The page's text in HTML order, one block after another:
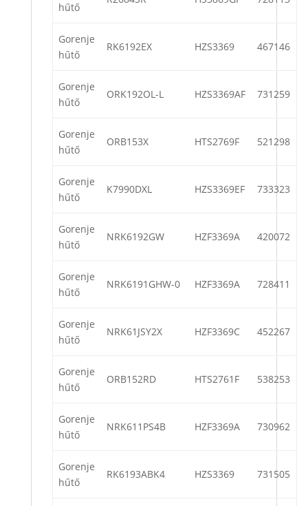
hűtő
Gorenje
hűtő
RK6192EX HZS3369 467146
Gorenje
hűtő
ORK192OL-L HZS3369AF 731259
Gorenje
hűtő
ORB153X HTS2769F 521298
Gorenje
hűtő
K7990DXL HZS3369EF 733323
Gorenje
hűtő
NRK6192GW HZF3369A 420072
Gorenje
hűtő
NRK6191GHW-0 HZF3369A 728411
Gorenje
hűtő
NRK61JSY2X HZF3369C 452267
Gorenje
hűtő
ORB152RD HTS2761F 538253
Gorenje
hűtő
NRK611PS4B HZF3369A 730962
Gorenje
hűtő
RK6193ABK4 HZS3369 731505